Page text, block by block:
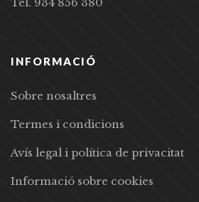
Tel. 934 856 380
INFORMACIÓ
Sobre nosaltres
Termes i condicions
Avís legal i política de privacitat
Informació sobre cookies